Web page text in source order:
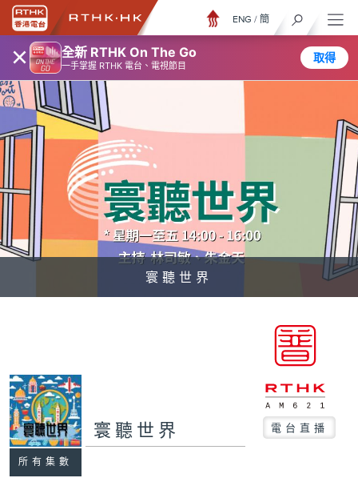
× 全新 RTHK On The Go
一手掌握 RTHK 電台、電視節目
取得
ENG / 簡
寰聽世界
所有集數
寰聽世界 電台直播